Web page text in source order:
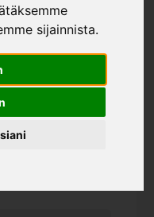
sijainnista.